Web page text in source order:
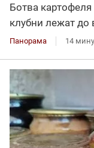
Ботва
клубни лежат до
Панорама 14